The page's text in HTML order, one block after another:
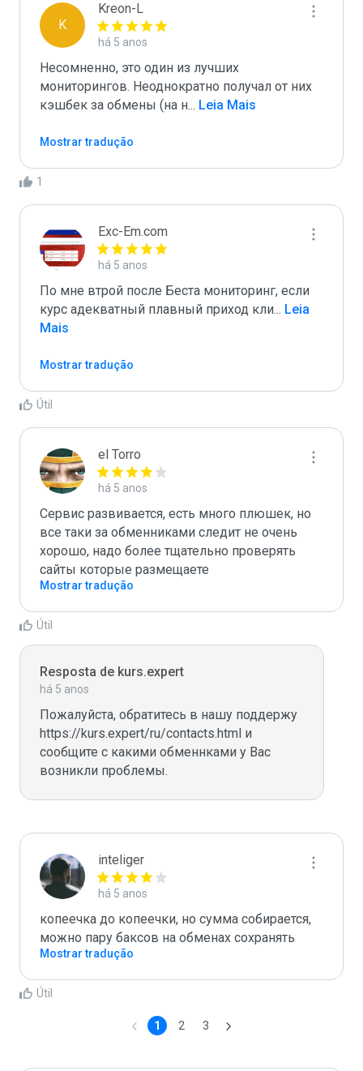
K
Kreon-L
há 5 anos
Несомненно, это один из лучших
мониторингов. Неоднократно получал от них
кэшбек за обмены (на н... Leia Mais
Mostrar tradução
1
Exc-Em.com
há 5 anos
По мне втрой после Беста мониторинг, если
курс адекватный плавный приход кли... Leia
Mais
Mostrar tradução
Útil
el Torro
há 5 anos
Сервис развивается, есть много плюшек, но
все таки за обменниками следит не очень
хорошо, надо более тщательно проверять
сайты которые размещаете
Mostrar tradução
Útil
Resposta de kurs.expert
há 5 anos
Пожалуйста, обратитесь в нашу поддержу
https://kurs.expert/ru/contacts.html и
сообщите с какими обменнками у Вас
возникли проблемы.
inteliger
há 5 anos
копеечка до копеечки, но сумма собирается,
можно пару баксов на обменах сохранять
Mostrar tradução
Útil
1 2 3